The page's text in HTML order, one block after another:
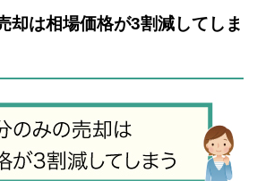
ントを解説していきま
却は相場価格が3割減してしま